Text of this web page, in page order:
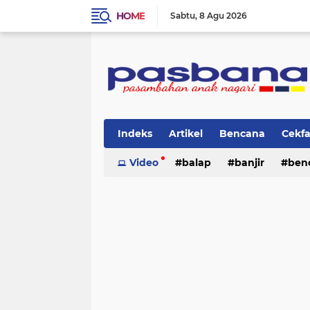
HOME Sabtu 8 Agu 2026
Indeks Artikel Bencana
Musik Olahraga Pariwisata
Video balap banjir